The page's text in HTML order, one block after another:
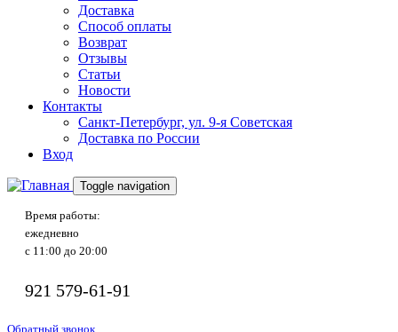
Доставка
Способ оплаты
Возврат
Отзывы
Статьи
Новости
Контакты
Санкт-Петербург, ул. 9-я Советская
Доставка по России
Вход
Toggle navigation
Время работы:
ежедневно
с 11:00 до 20:00
921 579-61-91
Обратный звонок